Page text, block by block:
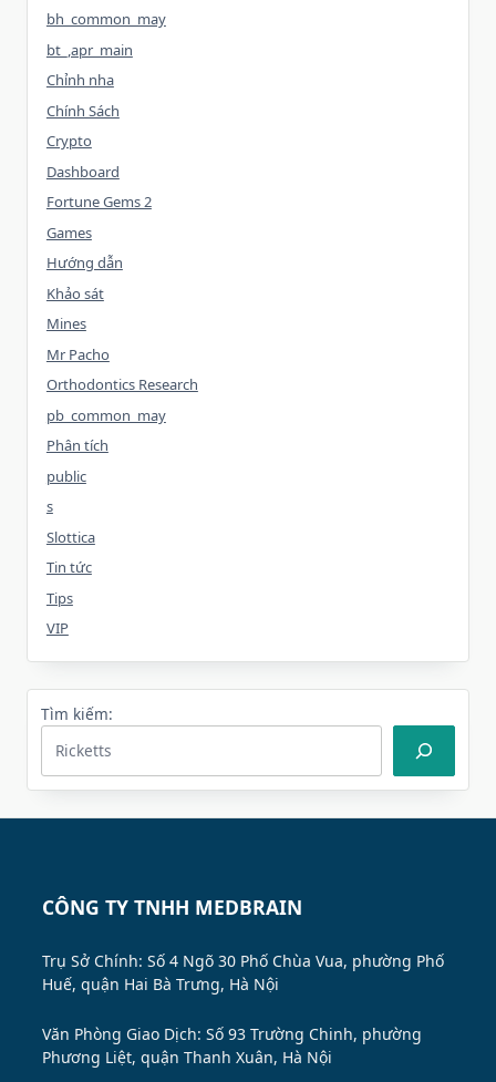
bh_common_may
bt_,apr_main
Chỉnh nha
Chính Sách
Crypto
Dashboard
Fortune Gems 2
Games
Hướng dẫn
Khảo sát
Mines
Mr Pacho
Orthodontics Research
pb_common_may
Phân tích
public
s
Slottica
Tin tức
Tips
VIP
Tìm kiếm:
CÔNG TY TNHH MEDBRAIN
Trụ Sở Chính: Số 4 Ngõ 30 Phố Chùa Vua, phường Phố
Huế, quận Hai Bà Trưng, Hà Nội
Văn Phòng Giao Dịch: Số 93 Trường Chinh, phường
Phương Liệt, quận Thanh Xuân, Hà Nội